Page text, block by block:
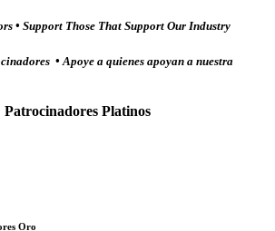
• Support Those That Support Our Industry
• Apoye a quienes apoyan a nuestra
Patrocinadores Platinos
Oro